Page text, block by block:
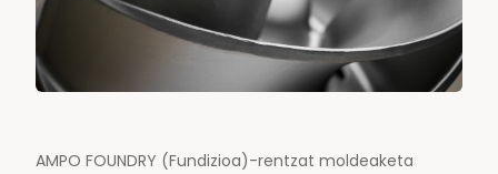
AMPO FOUNDRY (Fundizioa)-rentzat moldeaketa